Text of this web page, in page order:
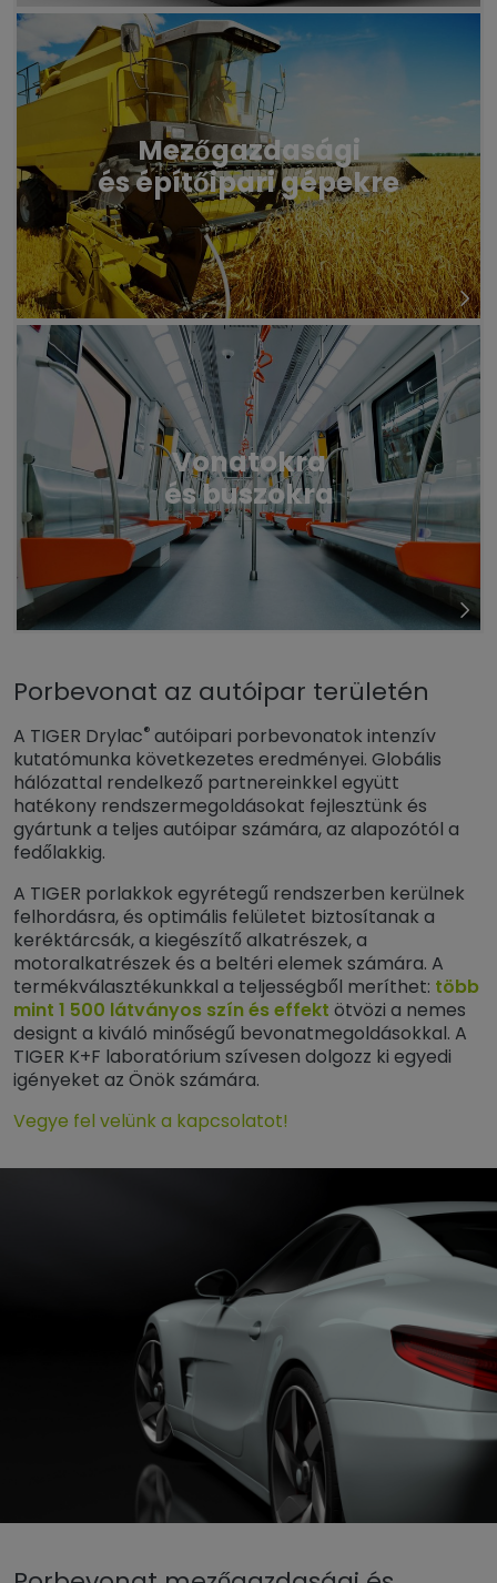
Mezőgazdasági
és építőipari gépekre
Vonatokra
és buszokra
Porbevonat az autóipar területén
A TIGER Drylac® autóipari porbevonatok intenzív
kutatómunka következetes eredményei. Globális
hálózattal rendelkező partnereinkkel együtt
hatékony rendszermegoldásokat fejlesztünk és
gyártunk a teljes autóipar számára, az alapozótól a
fedőlakkig.
A TIGER porlakkok egyrétegű rendszerben kerülnek
felhordásra, és optimális felületet biztosítanak a
keréktárcsák, a kiegészítő alkatrészek, a
motoralkatrészek és a beltéri elemek számára. A
termékválasztékunkkal a teljességből meríthet: több
mint 1 500 látványos szín és effekt ötvözi a nemes
designt a kiváló minőségű bevonatmegoldásokkal. A
TIGER K+F laboratórium szívesen dolgozz ki egyedi
igényeket az Önök számára.
Vegye fel velünk a kapcsolatot!